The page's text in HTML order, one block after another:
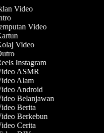
Video
Video
Video
Instagram
ASMR
Alam
Android
Belanjawan
Berita
Berkebun
Cerita